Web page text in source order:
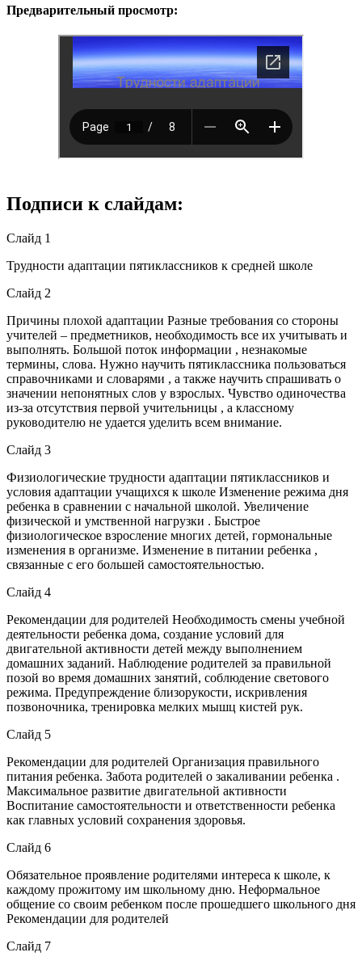
Предварительный просмотр:
Подписи к слайдам:
Слайд 1
Трудности адаптации пятиклассников к средней школе
Слайд 2
Причины плохой адаптации Разные требования со стороны
учителей – предметников, необходимость все их учитывать и
выполнять. Большой поток информации , незнакомые
термины, слова. Нужно научить пятиклассника пользоваться
справочниками и словарями , а также научить спрашивать о
значении непонятных слов у взрослых. Чувство одиночества
из-за отсутствия первой учительницы , а классному
руководителю не удается уделить всем внимание.
Слайд 3
Физиологические трудности адаптации пятиклассников и
условия адаптации учащихся к школе Изменение режима дня
ребенка в сравнении с начальной школой. Увеличение
физической и умственной нагрузки . Быстрое
физиологическое взросление многих детей, гормональные
изменения в организме. Изменение в питании ребенка ,
связанные с его большей самостоятельностью.
Слайд 4
Рекомендации для родителей Необходимость смены учебной
деятельности ребенка дома, создание условий для
двигательной активности детей между выполнением
домашних заданий. Наблюдение родителей за правильной
позой во время домашних занятий, соблюдение светового
режима. Предупреждение близорукости, искривления
позвоночника, тренировка мелких мышц кистей рук.
Слайд 5
Рекомендации для родителей Организация правильного
питания ребенка. Забота родителей о закаливании ребенка .
Максимальное развитие двигательной активности
Воспитание самостоятельности и ответственности ребенка
как главных условий сохранения здоровья.
Слайд 6
Обязательное проявление родителями интереса к школе, к
каждому прожитому им школьному дню. Неформальное
общение со своим ребенком после прошедшего школьного дня
Рекомендации для родителей
Слайд 7